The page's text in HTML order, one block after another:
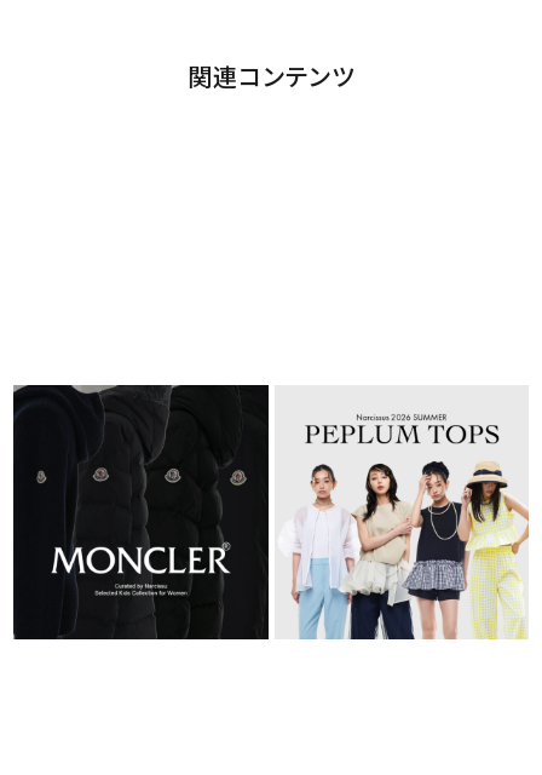
関連コンテンツ
MONCLER OUTER（モンクレー
2026.08.06
26SS / ペプラムトップス
TOPICS